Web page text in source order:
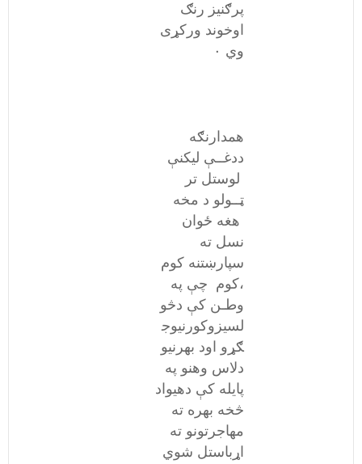
پرګنیز رنګ
اوخوند ورکړی
وي ۰
ددغــې لیکنې
لوستل تر
ټــولو د مخه
هغه ځوان
نسل ته
سپارښتنه کوم
،کوم چې په
وطـن کې دڅو
لسیزوکورنیوج
ګړو اود بهرنیو
دلاس وهنو په
پایله کې دهیواد
څخه بهره ته
مهاجرتونو ته
اړباستل شوي